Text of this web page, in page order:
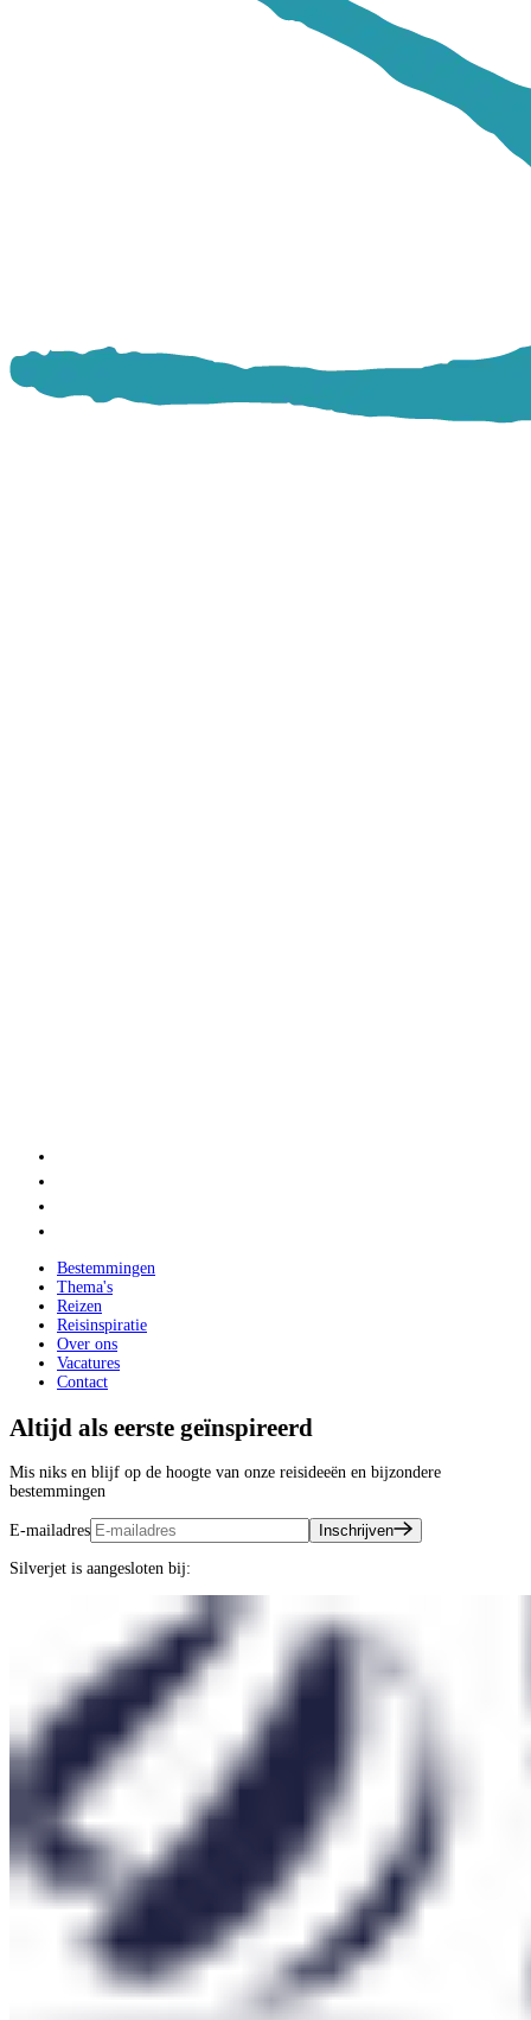
Bestemmingen
Thema's
Reizen
Reisinspiratie
Over ons
Vacatures
Contact
Altijd als eerste geïnspireerd
Mis niks en blijf op de hoogte van onze reisideeën en bijzondere
bestemmingen
E-mailadres Inschrijven
Silverjet is aangesloten bij: